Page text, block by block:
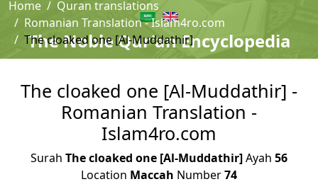
The Noble Qur'an Encyclopedia
Home
Quran translations
Romanian Translation - Islam4ro.com
The cloaked one [Al-Muddathir]
The cloaked one [Al-Muddathir] -
Romanian Translation -
Islam4ro.com
Surah The cloaked one [Al-Muddathir]Ayah 56
Location Maccah Number74